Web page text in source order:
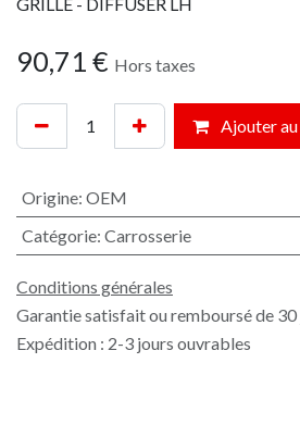
GRILLE - DIFFUSER LH
90,71 € Hors taxes
Ajouter
Origine: OEM
Catégorie: Carrosserie
Conditions générales
Garantie satisfait ou remboursé de 30
Expédition : 2-3 jours ouvrables